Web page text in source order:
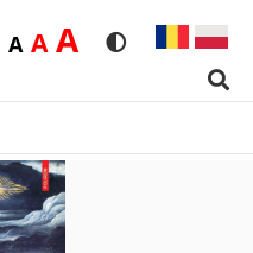
Rozmiar
ADomyślna
AŚrednia
ADużaWersja